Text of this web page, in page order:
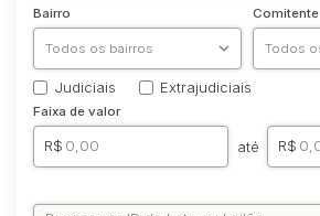
Imóveis
Apartamento
Apartamentos
Casa
Comercial
Imóvel
Bairro Comitente
Judiciais Extrajudiciais
Faixa de valor
R$ até R$